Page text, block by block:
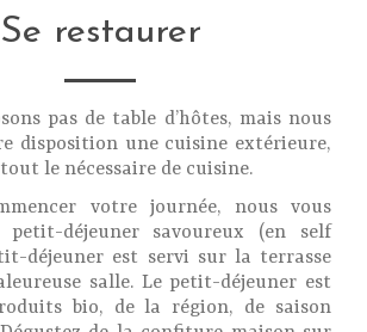
Se restaurer
pas de table d’hôtes, mais nous
disposition une cuisine extérieure,
le nécessaire de cuisine.
votre journée, nous vous
petit-déjeuner savoureux (en self
déjeuner est servi sur la terrasse
salle. Le petit-déjeuner est
bio, de la région, de saison